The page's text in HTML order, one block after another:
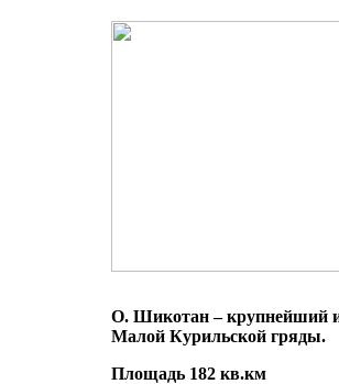
О. Шикотан – крупнейший
Малой Курильской гряды.
Площадь 182 кв.км